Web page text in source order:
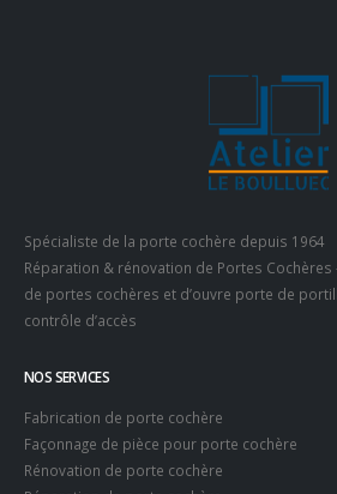
Spécialiste de la porte cochère depuis 1964
Réparation & rénovation de Portes
de portes cochères et d’ouvre porte de
contrôle d’accès
NOS SERVICES
Fabrication de porte cochère
Façonnage de pièce pour porte cochère
Rénovation de porte cochère